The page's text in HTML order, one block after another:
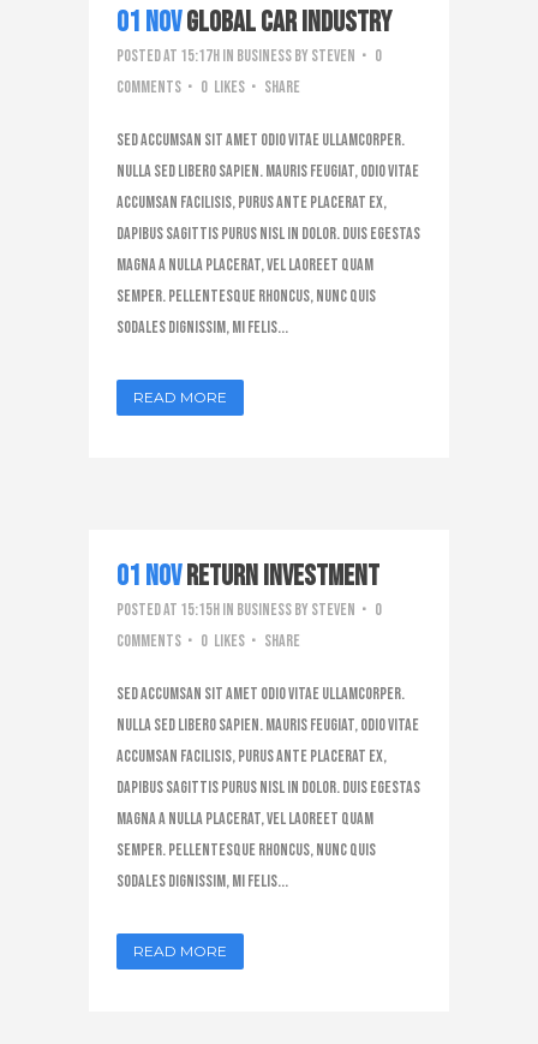
01 NovGlobal Car Industry
Posted at 15:17hin Businessby steven
0
Comments
0 Likes Share
Sed accumsan sit amet odio vitae ullamcorper.
Nulla sed libero sapien. Mauris feugiat, odio vitae
accumsan facilisis, purus ante placerat ex,
dapibus sagittis purus nisl in dolor. Duis egestas
magna a nulla placerat, vel laoreet quam
semper. Pellentesque rhoncus, nunc quis
sodales dignissim, mi felis...
READ MORE
01 NovReturn Investment
Posted at 15:15hin Businessby steven
0
Comments
0 Likes Share
Sed accumsan sit amet odio vitae ullamcorper.
Nulla sed libero sapien. Mauris feugiat, odio vitae
accumsan facilisis, purus ante placerat ex,
dapibus sagittis purus nisl in dolor. Duis egestas
magna a nulla placerat, vel laoreet quam
semper. Pellentesque rhoncus, nunc quis
sodales dignissim, mi felis...
READ MORE